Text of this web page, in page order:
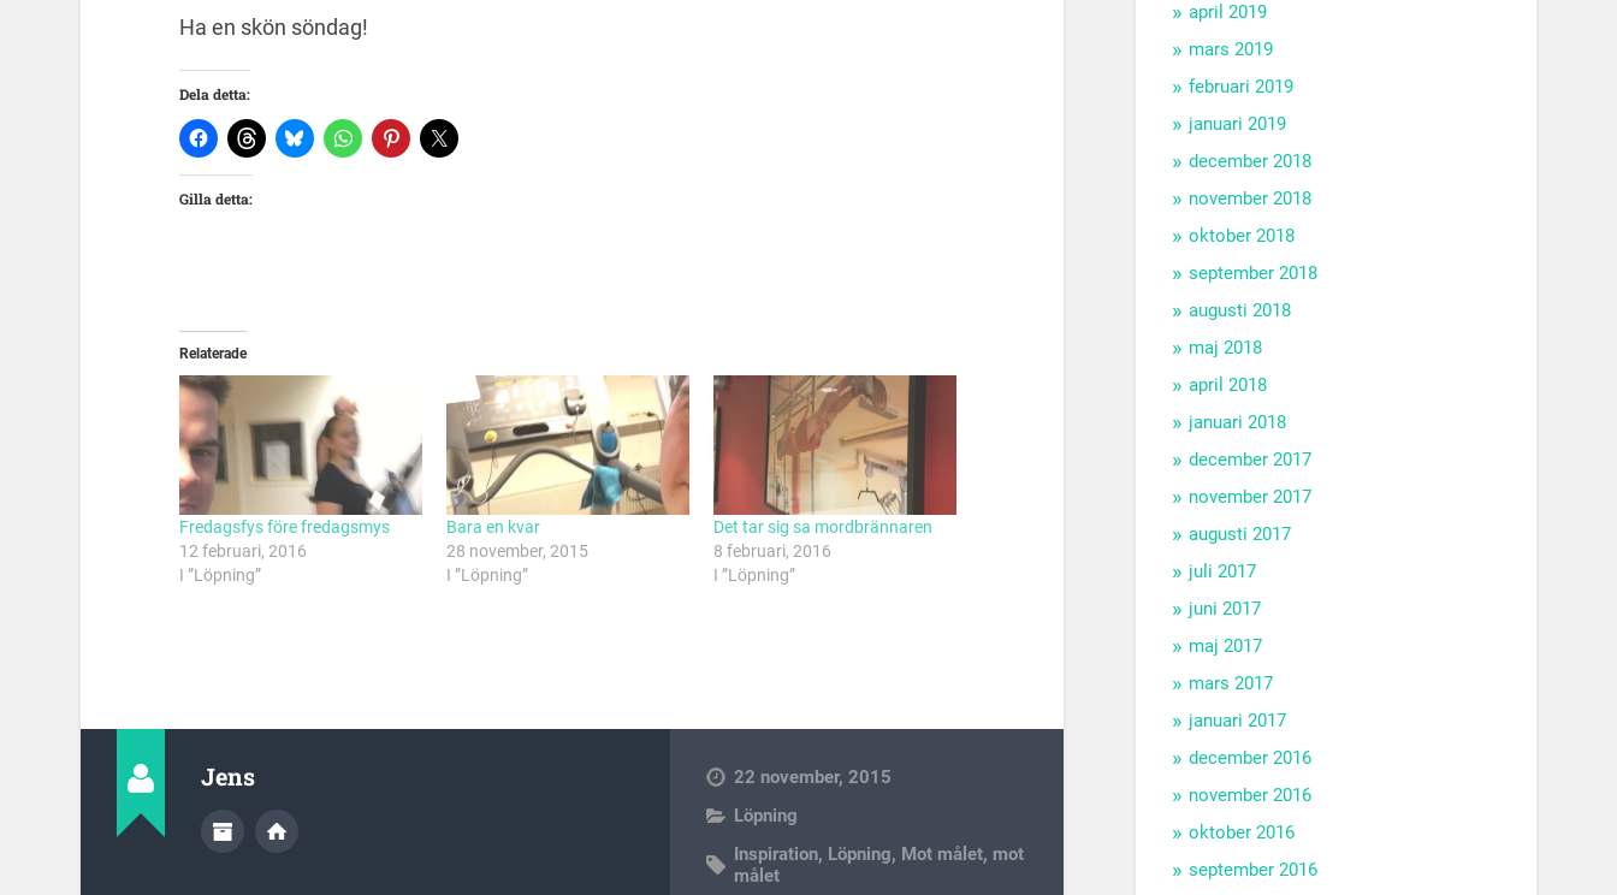
Ha en skön söndag!
Dela detta:
Gilla detta:
Relaterade
Fredagsfys före fredagsmys
12 februari, 2016
I ”Löpning”
Bara en kvar
28 november, 2015
I ”Löpning”
Det tar sig sa mordbrännaren
8 februari, 2016
I ”Löpning”
Jens
22 november, 2015
Löpning
Inspiration, Löpning, Mot målet, mot
målet
april 2019
mars 2019
februari 2019
januari 2019
december 2018
november 2018
oktober 2018
september 2018
augusti 2018
maj 2018
april 2018
januari 2018
december 2017
november 2017
augusti 2017
juli 2017
juni 2017
maj 2017
mars 2017
januari 2017
december 2016
november 2016
oktober 2016
september 2016